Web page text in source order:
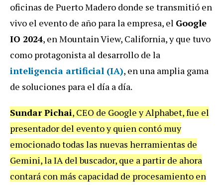
oficinas de Puerto Madero donde se transmitió en
vivo el evento de año para la empresa, el Google
IO 2024, en Mountain View, California, y que tuvo
como protagonista al desarrollo de la
inteligencia artificial (IA), en una amplia gama
de soluciones para el día a día.
Sundar Pichai, CEO de Google y Alphabet, fue el
presentador del evento y quien contó muy
emocionado todas las nuevas herramientas de
Gemini, la IA del buscador, que a partir de ahora
contará con más capacidad de procesamiento en